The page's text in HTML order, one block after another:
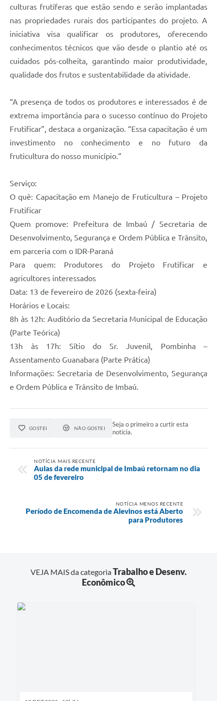
culturas frutíferas que estão sendo e serão implantadas
nas propriedades rurais dos participantes do projeto. A
iniciativa visa qualificar os produtores, oferecendo
conhecimentos técnicos que vão desde o plantio até os
cuidados pós-colheita, garantindo maior produtividade,
qualidade dos frutos e sustentabilidade da atividade.
“A presença de todos os produtores e interessados é de
extrema importância para o sucesso contínuo do Projeto
Frutificar”, destaca a organização. “Essa capacitação é um
investimento no conhecimento e no futuro da
fruticultura do nosso município.”
Serviço:
O quê: Capacitação em Manejo de Fruticultura – Projeto
Frutificar
Quem promove: Prefeitura de Imbaú / Secretaria de
Desenvolvimento, Segurança e Ordem Pública e Trânsito,
em parceria com o IDR-Paraná
Para quem: Produtores do Projeto Frutificar e
agricultores interessados
Data: 13 de fevereiro de 2026 (sexta-feira)
Horários e Locais:
8h às 12h: Auditório da Secretaria Municipal de Educação
(Parte Teórica)
13h às 17h: Sítio do Sr. Juvenil, Pombinha –
Assentamento Guanabara (Parte Prática)
Informações: Secretaria de Desenvolvimento, Segurança
e Ordem Pública e Trânsito de Imbaú.
GOSTEI NÃO GOSTEI
Seja o primeiro a curtir esta
notícia.
NOTÍCIA MAIS RECENTE
Aulas da rede municipal de Imbaú retornam no dia
05 de fevereiro
NOTÍCIA MENOS RECENTE
Período de Encomenda de Alevinos está Aberto
para Produtores
VEJA MAIS da categoriaTrabalho e Desenv.
Econômico